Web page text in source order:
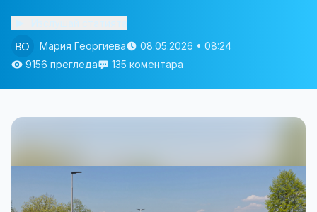
Мария Георгиева
08.05.2026 • 08:24
9156 прегледа
135 коментара